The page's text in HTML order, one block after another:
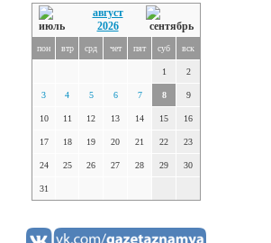
август
2026
пон втр срд чет пят суб вск
1 2
3 4 5 6 7 8 9
10 11 12 13 14 15 16
17 18 19 20 21 22 23
24 25 26 27 28 29 30
31